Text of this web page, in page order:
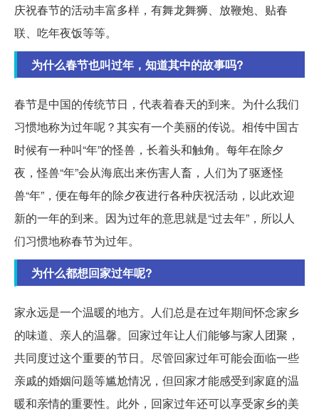
庆祝春节的活动丰富多样，有舞龙舞狮、放鞭炮、贴春
联、吃年夜饭等等。
为什么春节也叫过年，知道其中的故事吗?
春节是中国的传统节日，代表着春天的到来。为什么我们
习惯地称为过年呢？其实有一个美丽的传说。相传中国古
时候有一种叫“年”的怪兽，长着头和触角。每年在除夕
夜，怪兽“年”会从海底出来伤害人畜，人们为了驱逐怪
兽“年”，便在每年的除夕夜进行各种庆祝活动，以此欢迎
新的一年的到来。因为过年的意思就是“过去年”，所以人
们习惯地称春节为过年。
为什么都想回家过年呢?
家永远是一个温暖的地方。人们总是在过年期间怀念家乡
的味道、亲人的温馨。回家过年让人们能够与家人团聚，
共同度过这个重要的节日。尽管回家过年可能会面临一些
亲戚的婚姻问题等尴尬情况，但回家才能感受到家庭的温
暖和亲情的重要性。此外，回家过年还可以享受家乡的美